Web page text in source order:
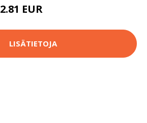
2.81 EUR
LISÄTIETOJA